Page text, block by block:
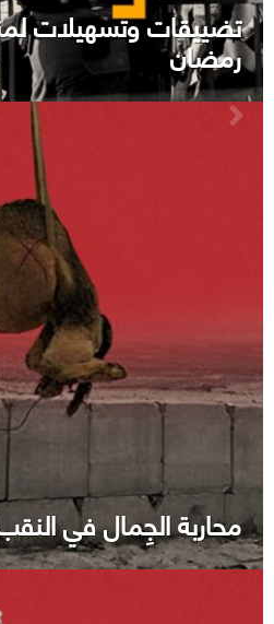
تضييقات وتسهيلات
رمضان
محاربة الجِمال في